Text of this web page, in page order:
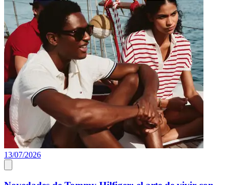
13/07/2026